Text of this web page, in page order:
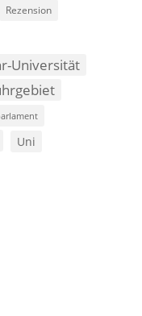
Rezension
Universität
Uni